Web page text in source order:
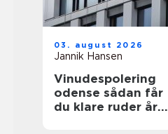
03. august 2026
Jannik Hansen
Vinudespolering
odense sådan får
du klare ruder året